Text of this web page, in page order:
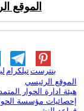
الموقع
تيلكرامبنترست
الموقع الرئيسي
هيئة ادارة الحوار
إحصائيات مؤسسة